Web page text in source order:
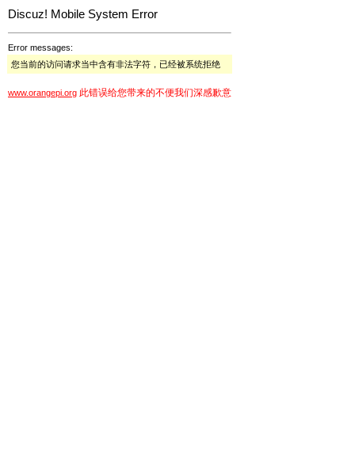
Discuz! Mobile System Error
Error messages:
您当前的访问请求当中含有非法字符，已经被系统拒绝
www.orangepi.org 此错误给您带来的不便我们深感歉意